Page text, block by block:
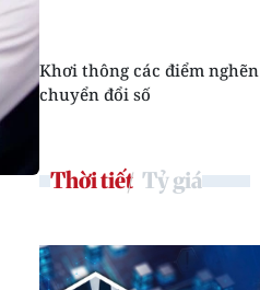
Khơi thông các điểm nghẽn
chuyển đổi số
Thời tiết Tỷ giá